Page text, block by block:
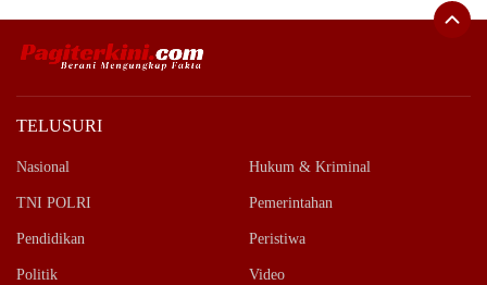
TELUSURI
Nasional Hukum & Kriminal
TNI POLRI Pemerintahan
Pendidikan Peristiwa
Politik Video